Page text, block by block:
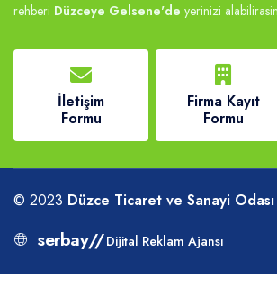
rehberi Düzceye Gelsene'de yerinizi
İletişim
Formu
Firma Kayıt
Formu
© 2023 Düzce Ticaret ve Sanayi Odası
serbay// Dijital Reklam Ajansı